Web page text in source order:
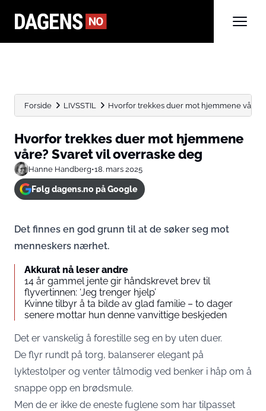
Forside LIVSSTIL Hvorfor trekkes duer mot hjemmene våre?
Hvorfor trekkes duer mot hjemmene
våre? Svaret vil overraske deg
Hanne Handberg•18. mars 2025
Følg dagens.no på Google
Det finnes en god grunn til at de søker seg mot
menneskers nærhet.
Akkurat nå leser andre
14 år gammel jente gir håndskrevet brev til
flyvertinnen: ‘Jeg trenger hjelp’
Kvinne tilbyr å ta bilde av glad familie – to dager
senere mottar hun denne vanvittige beskjeden
Det er vanskelig å forestille seg en by uten duer.
De flyr rundt på torg, balanserer elegant på
lyktestolper og venter tålmodig ved benker i håp om å
snappe opp en brødsmule.
Men de er ikke de eneste fuglene som har tilpasset